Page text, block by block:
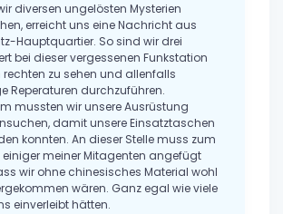
diversen ungelösten Mysterien
erreicht uns eine Nachricht aus
Hauptquartier. So sind wir drei
bei dieser vergessenen Funkstation
zu sehen und allenfalls
Reperaturen durchzuführen.
mussten wir unsere Ausrüstung
damit unsere Einsatztaschen
konnten. An dieser Stelle muss zum
meiner Mitagenten angefügt
wir ohne chinesisches Material wohl
wären. Ganz egal wie viele
einverleibt hätten.